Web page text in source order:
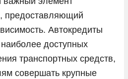
предоставляющий
Автокредиты
доступных
транспортных средств,
совершать крупные